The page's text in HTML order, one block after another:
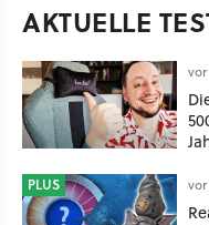
AKTUELLE
PLUS vor